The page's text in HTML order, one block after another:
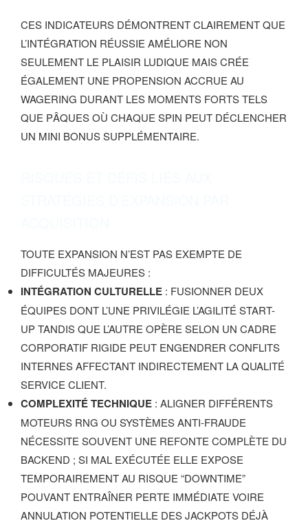
CES INDICATEURS DÉMONTRENT CLAIREMENT QUE
L’INTÉGRATION RÉUSSIE AMÉLIORE NON
SEULEMENT LE PLAISIR LUDIQUE MAIS CRÉE
ÉGALEMENT UNE PROPENSION ACCRUE AU
WAGERING DURANT LES MOMENTS FORTS TELS
QUE PÂQUES OÙ CHAQUE SPIN PEUT DÉCLENCHER
UN MINI BONUS SUPPLÉMENTAIRE.
TOUTE EXPANSION N’EST PAS EXEMPTE DE
DIFFICULTÉS MAJEURES :
INTÉGRATION CULTURELLE : FUSIONNER DEUX
ÉQUIPES DONT L’UNE PRIVILÉGIE L’AGILITÉ START-
UP TANDIS QUE L’AUTRE OPÈRE SELON UN CADRE
CORPORATIF RIGIDE PEUT ENGENDRER CONFLITS
INTERNES AFFECTANT INDIRECTEMENT LA QUALITÉ
SERVICE CLIENT.
COMPLEXITÉ TECHNIQUE : ALIGNER DIFFÉRENTS
MOTEURS RNG OU SYSTÈMES ANTI-FRAUDE
NÉCESSITE SOUVENT UNE REFONTE COMPLÈTE DU
BACKEND ; SI MAL EXÉCUTÉE ELLE EXPOSE
TEMPORAIREMENT AU RISQUE “DOWNTIME”
POUVANT ENTRAÎNER PERTE IMMÉDIATE VOIRE
ANNULATION POTENTIELLE DES JACKPOTS DÉJÀ